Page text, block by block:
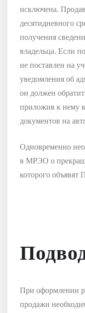
исключена.
десятидневного
получения
владельца. Если
не поставлен на
уведомления об
он должен
приложив к нему
документов на
Одновременно
в МРЭО о
которого объявят
При оформлении
продажи